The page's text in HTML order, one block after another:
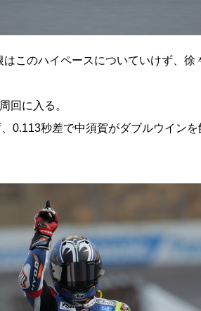
このハイペースについていけず、徐
回に入る。
0.113秒差で中須賀がダブルウインを